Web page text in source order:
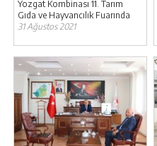
Yozgat Kombinası 11. Tarım
Gıda ve Hayvancılık Fuarında
31 Ağustos 2021